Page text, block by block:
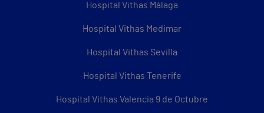
Hospital Vithas Málaga
Hospital Vithas Medimar
Hospital Vithas Sevilla
Hospital Vithas Tenerife
Hospital Vithas Valencia 9 de Octubre